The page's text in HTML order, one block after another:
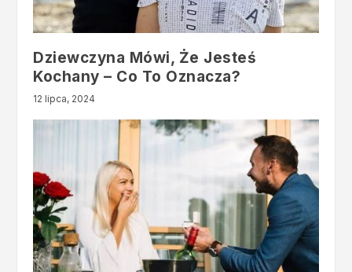
Dziewczyna Mówi, Że Jesteś
Kochany – Co To Oznacza?
12 lipca, 2024